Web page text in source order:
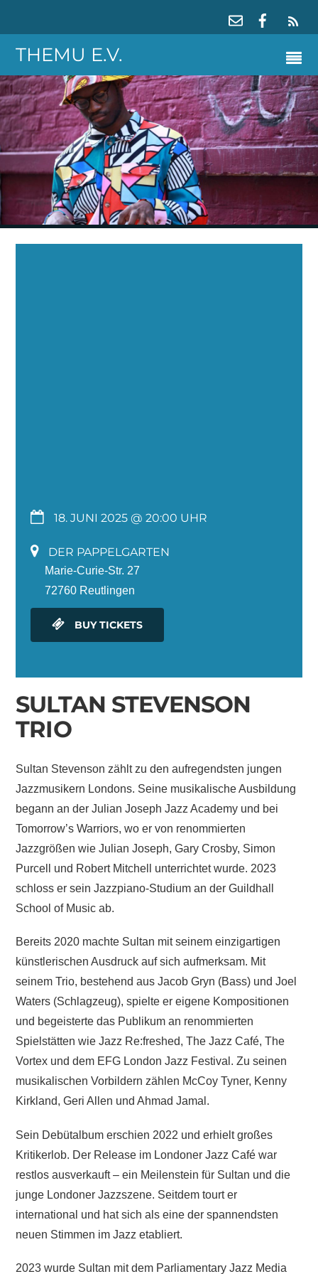
THEMU E.V.
18. JUNI 2025 @ 20:00
DER PAPPELGARTEN
Marie-Curie-Str. 27
72760 Reutlingen
BUY TICKETS
SULTAN STEVENSON
TRIO
Sultan Stevenson zählt zu den aufregendsten jungen
Jazzmusikern Londons. Seine musikalische Ausbildung
begann an der Julian Joseph Jazz Academy und bei
Tomorrow’s Warriors, wo er von renommierten
Jazzgrößen wie Julian Joseph, Gary Crosby, Simon
Purcell und Robert Mitchell unterrichtet wurde. 2023
schloss er sein Jazzpiano-Studium an der Guildhall
School of Music ab.
Bereits 2020 machte Sultan mit seinem einzigartigen
künstlerischen Ausdruck auf sich aufmerksam. Mit
seinem Trio, bestehend aus Jacob Gryn (Bass) und Joel
Waters (Schlagzeug), spielte er eigene Kompositionen
und begeisterte das Publikum an renommierten
Spielstätten wie Jazz Re:freshed, The Jazz Café, The
Vortex und dem EFG London Jazz Festival. Zu seinen
musikalischen Vorbildern zählen McCoy Tyner, Kenny
Kirkland, Geri Allen und Ahmad Jamal.
Sein Debütalbum erschien 2022 und erhielt großes
Kritikerlob. Der Release im Londoner Jazz Café war
restlos ausverkauft – ein Meilenstein für Sultan und die
junge Londoner Jazzszene. Seitdem tourt er
international und hat sich als eine der spannendsten
neuen Stimmen im Jazz etabliert.
2023 wurde Sultan mit dem Parliamentary Jazz Media